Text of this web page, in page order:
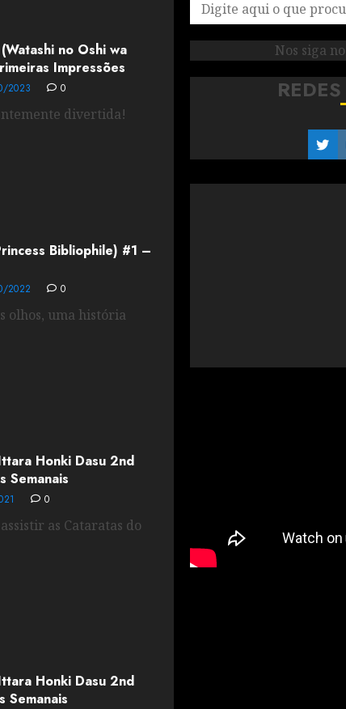
no Oshi wa
Impressões
2023 0
divertida!
Bibliophile) #1 –
2022 0
olhos, uma história
Honki Dasu 2nd
Semanais
0
as Cataratas do
Honki Dasu 2nd
Semanais
Nos siga no